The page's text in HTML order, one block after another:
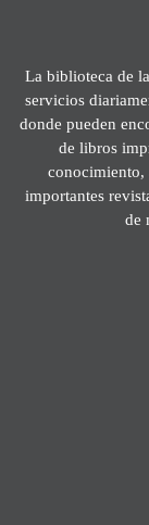
La biblioteca de
servicios
donde pueden
de libros
conocimiento,
importantes
de